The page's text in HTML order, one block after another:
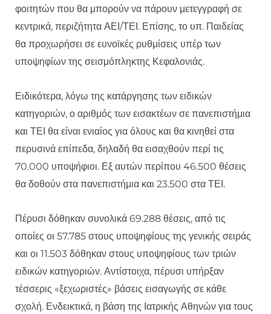
φοιτητών που θα μπορούν να πάρουν μετεγγραφή σε
κεντρικά, περιζήτητα ΑΕΙ/ΤΕΙ. Επίσης, το υπ. Παιδείας
θα προχωρήσει σε ευνοϊκές ρυθμίσεις υπέρ των
υποψηφίων της σεισμόπληκτης Κεφαλονιάς.
Ειδικότερα, λόγω της κατάργησης των ειδικών
κατηγοριών, ο αριθμός των εισακτέων σε πανεπιστήμια
και ΤΕΙ θα είναι ενιαίος για όλους και θα κινηθεί στα
περυσινά επίπεδα, δηλαδή θα εισαχθούν περί τις
70.000 υποψήφιοι. Εξ αυτών περίπου 46.500 θέσεις
θα δοθούν στα πανεπιστήμια και 23.500 στα ΤΕΙ.
Πέρυσι δόθηκαν συνολικά 69.288 θέσεις, από τις
οποίες οι 57.785 στους υποψηφίους της γενικής σειράς
και οι 11.503 δόθηκαν στους υποψηφίους των τριών
ειδικών κατηγοριών. Αντίστοιχα, πέρυσι υπήρξαν
τέσσερις «ξεχωριστές» βάσεις εισαγωγής σε κάθε
σχολή. Ενδεικτικά, η βάση της Ιατρικής Αθηνών για τους